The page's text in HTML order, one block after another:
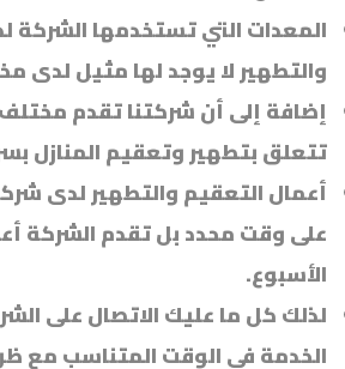
المعدات التي تستخدمها الشركة
والتطهير لا يوجد لها مثيل لدى
إضافة إلى أن شركتنا تقدم
تتعلق بتطهير وتعقيم المنازل
أعمال التعقيم والتطهير لدى
على وقت محدد بل تقدم الشركة
الأسبوع.
لذلك كل ما عليك الاتصال على
الخدمة في الوقت المتناسب مع